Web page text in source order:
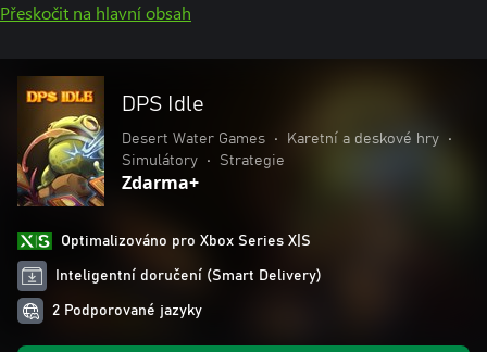
Přeskočit na hlavní obsah
DPS Idle
Desert Water Games • Karetní a deskové hry
•
Simulátory
• Strategie
Zdarma+
Optimalizováno pro Xbox Series X|S
Inteligentní doručení (Smart Delivery)
2 Podporované jazyky